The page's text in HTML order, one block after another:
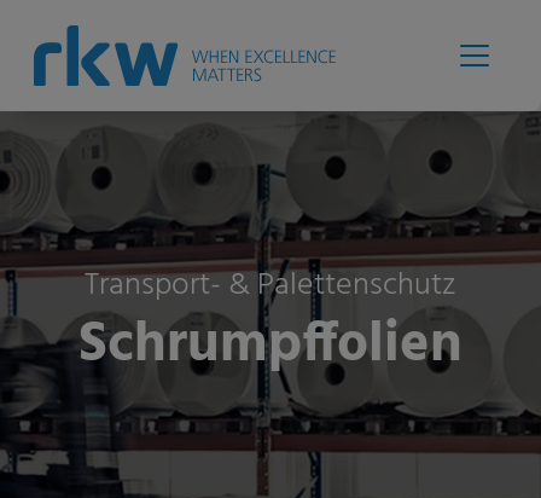
Transport- & Palettenschutz
Schrumpffolien